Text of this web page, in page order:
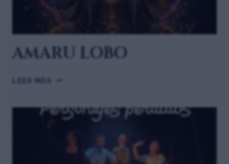
AMARU LOBO
LEER MÁS